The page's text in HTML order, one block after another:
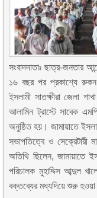
সংবাদদাতাঃ ছাত্র-জনতার
১৬ বছর পর প্রকাশ্যে রুকন
ইসলামী সাতক্ষীরা জেলা
আলামিন ট্রাস্টে সাবেক
অনুষ্ঠিত হয়। জামায়াতে
সভাপতিত্বে ও সেক্রেটারী
অতিথি ছিলেন, জামায়াতে
পরিচালক মুহাদ্দিস আব্দুল
বক্তব্যের মধ্যদিয়ে শুরু হওয়া